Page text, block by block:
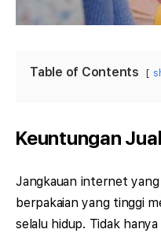
Table of Contents
Keuntungan
Jangkauan internet
berpakaian yang tinggi
selalu hidup. Tidak